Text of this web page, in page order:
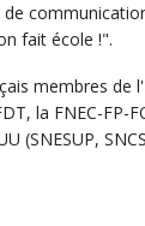
fait école !".
membres de
la FNEC-FP-
(SNESUP,